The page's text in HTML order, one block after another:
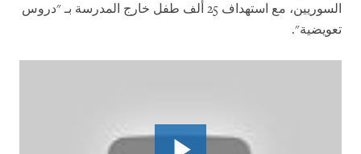
السوريين، مع استهداف 25 ألف طفل خارج المدرسة بـ "دروس
تعويضية".